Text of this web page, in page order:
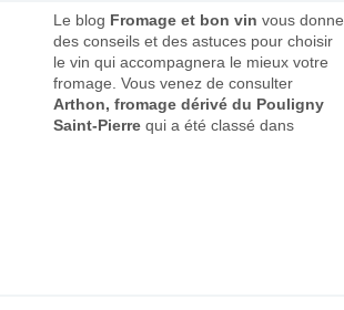
Le blog Fromage et bon vin vous donne
des conseils et des astuces pour choisir
le vin qui accompagnera le mieux votre
fromage. Vous venez de consulter
Arthon, fromage dérivé du Pouligny
Saint-Pierre qui a été classé dans